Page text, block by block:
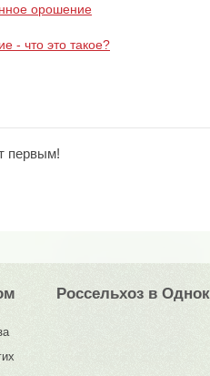
орошение
- что это такое?
первым!
Россельхоз в